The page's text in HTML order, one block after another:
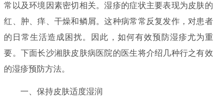
常以及环境因素密切相关。湿疹的症状主要表现为皮肤的
红、肿、痒、干燥和鳞屑。这种病常常反复发作，对患者
的日常生活造成困扰。因此，如何有效预防湿疹尤为重
要。下面长沙湘肤皮肤病医院的医生将介绍几种行之有效
的湿疹预防方法。
一、保持皮肤适度湿润